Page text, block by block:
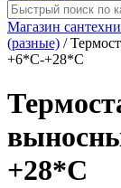
Магазин
(разные) /
+6*С-+28*С
+28*С